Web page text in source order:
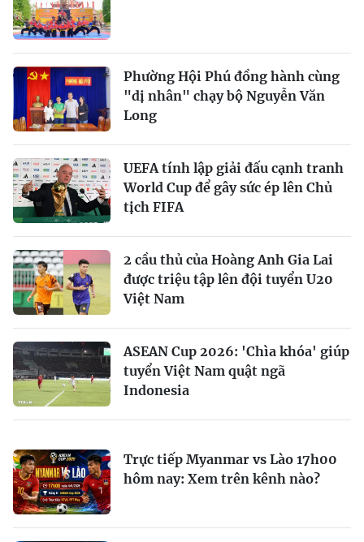
Phường Hội Phú đồng hành cùng
"dị nhân" chạy bộ Nguyễn Văn
Long
UEFA tính lập giải đấu cạnh tranh
World Cup để gây sức ép lên Chủ
tịch FIFA
2 cầu thủ của Hoàng Anh Gia Lai
được triệu tập lên đội tuyển U20
Việt Nam
ASEAN Cup 2026: 'Chìa khóa' giúp
tuyển Việt Nam quật ngã
Indonesia
Trực tiếp Myanmar vs Lào 17h00
hôm nay: Xem trên kênh nào?